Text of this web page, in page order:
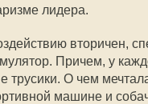
лидера.
вторичен,
Причем, у
трусики. О чем
машине и